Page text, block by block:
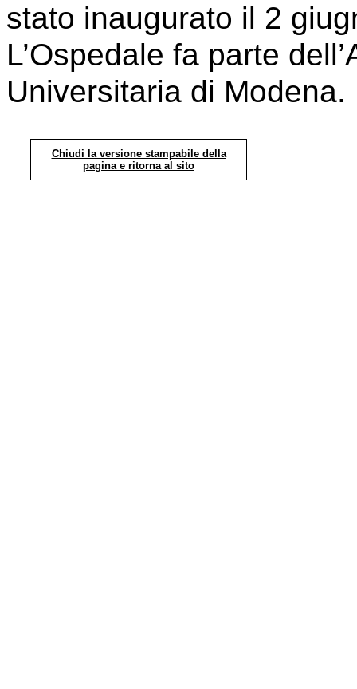
stato inaugurato il 2
L’Ospedale fa parte
Universitaria di Modena.
Chiudi la versione stampabile della
pagina e ritorna al sito